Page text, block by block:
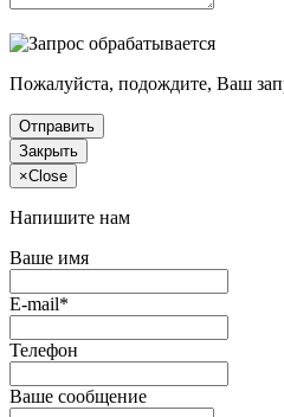
Пожалуйста, подождите, Ваш
Отправить
Закрыть
×Close
Напишите нам
Ваше имя
E-mail*
Телефон
Ваше сообщение